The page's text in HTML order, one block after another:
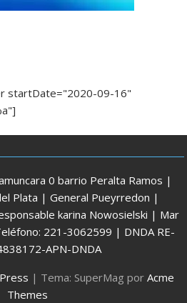
startDate="2020-09-16"
0 barrio Peralta Ramos |
Plata | General Pueyrredon |
karina Nowosielski | Mar
221-3062599 | DNDA RE-
APN-DNDA
| Tema: SuperMag por Acme
Themes